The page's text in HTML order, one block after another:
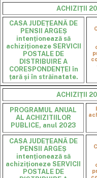
ACHIZIȚII
CASA JUDEȚEANĂ DE
PENSII ARGEȘ
intenționează să
achiziționeze SERVICII
POSTALE DE
DISTRIBUIRE A
CORESPONDENȚEI în
țară și în străinatate.
ACHIZIȚII
PROGRAMUL ANUAL
AL ACHIZITIILOR
PUBLICE, anul 2023
CASA JUDEȚEANĂ DE
PENSII ARGEȘ
intenționează să
achiziționeze SERVICII
POSTALE DE